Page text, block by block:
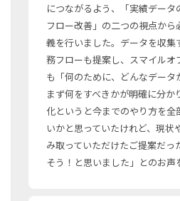
につながるよう、「実績デー
フロー改善」の二つの視点か
義を行いました。データを収
務フローも提案し、スマイルオ
も「何のために、どんなデータ
まず何をすべきかが明確に分か
化というと今までのやり方を全
いかと思っていたけれど、現状
み取っていただけたご提案だっ
そう！と思いました」とのお声